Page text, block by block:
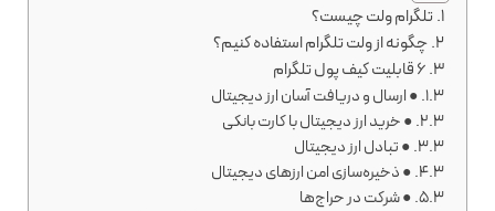
تلگرام ولت چیست؟
چگونه از ولت تلگرام استفاده کنیم؟
6 قابلیت‌ کیف پول تلگرام
● ارسال و دریافت آسان ارز دیجیتال
● خرید ارز دیجیتال با کارت بانکی
● تبادل ارز دیجیتال
● ذخیره‌سازی امن ارزهای دیجیتال
● شرکت در حراج‌ها